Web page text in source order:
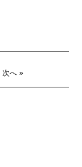
次へ »